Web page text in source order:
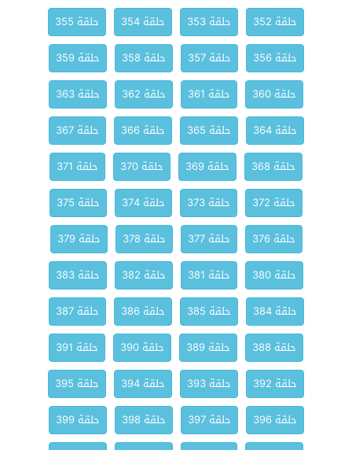
حلقة 352
حلقة 353 حلقة 354
حلقة 355
حلقة 356
حلقة 357 حلقة 358
حلقة 359
حلقة 360
حلقة 361 حلقة 362
حلقة 363
حلقة 364
حلقة 365 حلقة 366
حلقة 367
حلقة 368
حلقة 369 حلقة 370
حلقة 371
حلقة 372
حلقة 373 حلقة 374
حلقة 375
حلقة 376
حلقة 377 حلقة 378
حلقة 379
حلقة 380
حلقة 381 حلقة 382
حلقة 383
حلقة 384
حلقة 385 حلقة 386
حلقة 387
حلقة 388
حلقة 389 حلقة 390
حلقة 391
حلقة 392
حلقة 393 حلقة 394
حلقة 395
حلقة 396
حلقة 397 حلقة 398
حلقة 399